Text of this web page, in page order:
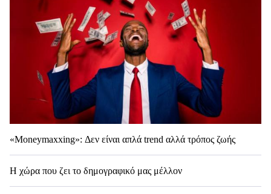
«Moneymaxxing»: Δεν είναι απλά trend αλλά τρόπος ζωής
Η χώρα που ζει το δημογραφικό μας μέλλον